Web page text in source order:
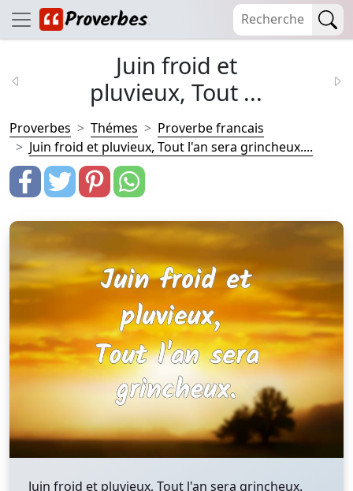
Juin froid et
pluvieux, Tout ...
Proverbes Thémes
Proverbe francais
Juin froid et pluvieux, Tout l'an sera grincheux....
Juin froid et pluvieux, Tout l'an sera grincheux.